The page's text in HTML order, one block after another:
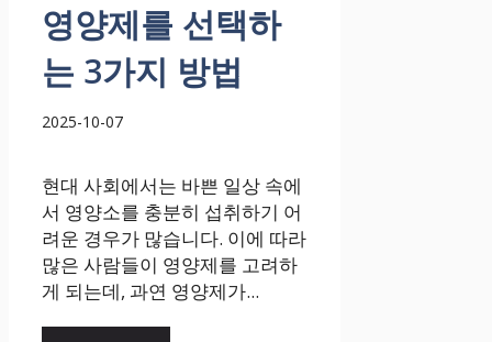
영양제를 선택하
는 3가지 방법
2025-10-07
현대 사회에서는 바쁜 일상 속에
서 영양소를 충분히 섭취하기 어
려운 경우가 많습니다. 이에 따라
많은 사람들이 영양제를 고려하
게 되는데, 과연 영양제가...